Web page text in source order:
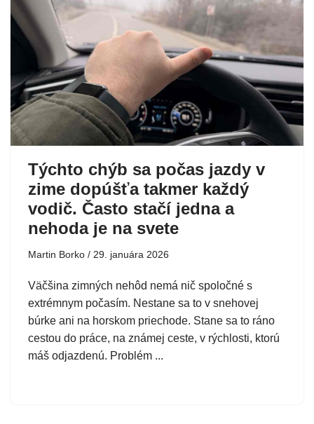
Týchto chýb sa počas jazdy v
zime dopúšťa takmer každý
vodič. Často stačí jedna a
nehoda je na svete
Martin Borko 29. januára 2026
Väčšina zimných nehôd nemá nič spoločné s
extrémnym počasím. Nestane sa to v snehovej
búrke ani na horskom priechode. Stane sa to ráno
cestou do práce, na známej ceste, v rýchlosti, ktorú
máš odjazdenú. Problém ...